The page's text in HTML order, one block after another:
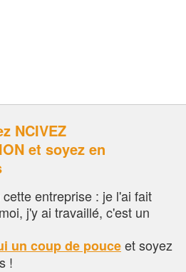
NCIVEZ
et soyez en
entreprise : je l'ai fait
j'y ai travaillé, c'est un
un coup de pouceet soyez
!